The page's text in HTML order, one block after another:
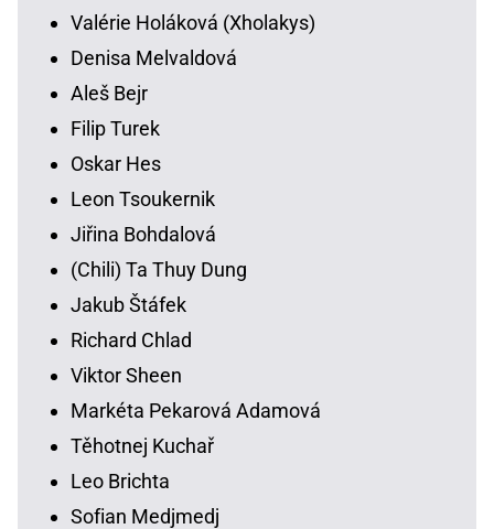
Valérie Holáková (Xholakys)
Denisa Melvaldová
Aleš Bejr
Filip Turek
Oskar Hes
Leon Tsoukernik
Jiřina Bohdalová
(Chili) Ta Thuy Dung
Jakub Štáfek
Richard Chlad
Viktor Sheen
Markéta Pekarová Adamová
Těhotnej Kuchař
Leo Brichta
Sofian Medjmedj